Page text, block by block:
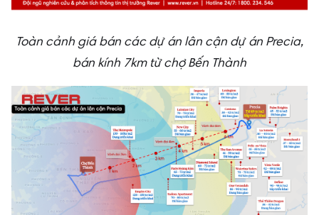
Toàn cảnh giá bán các dự án lân cận dự án Precia,
bán kính 7km từ chợ Bến Thành